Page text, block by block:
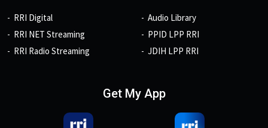
RRI Digital
RRI NET Streaming
RRI Radio Streaming
Audio Library
PPID LPP RRI
JDIH LPP RRI
Get My App